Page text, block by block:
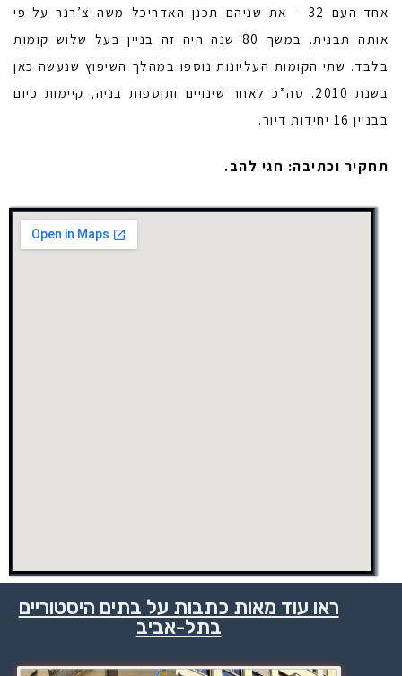
אחד-העם 32 – את שניהם תכנן האדריכל משה צ’רנר על-פי
אותה תבנית. במשך 80 שנה היה זה בניין בעל שלוש קומות
בלבד. שתי הקומות העליונות נוספו במהלך השיפוץ שנעשה כאן
בשנת 2010. סה”כ לאחר שינויים ותוספות בניה, קיימות כיום
בבניין 16 יחידות דיור.
תחקיר וכתיבה: חגי להב.
ראו עוד מאות כתבות על בתים היסטוריים
בתל-אביב